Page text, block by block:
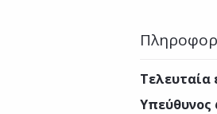
Τελευταία
Υπεύθυνος